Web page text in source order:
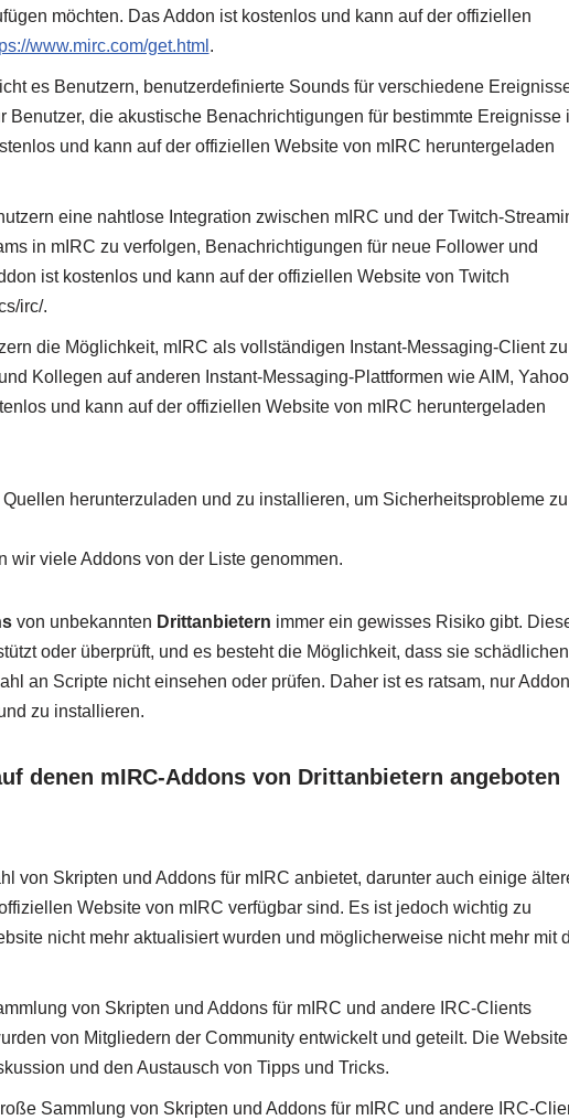
möchten. Das Addon ist kostenlos und kann auf der offiziellen
www.mirc.com/get.html .
es Benutzern, benutzerdefinierte Sounds für verschiedene
die akustische Benachrichtigungen für bestimmte Ereignisse
und kann auf der offiziellen Website von mIRC heruntergeladen
eine nahtlose Integration zwischen mIRC und der Twitch-
in mIRC zu verfolgen, Benachrichtigungen für neue Follower und
ist kostenlos und kann auf der offiziellen Website von Twitch
irc/.
die Möglichkeit, mIRC als vollständigen Instant-Messaging-Client zu
Kollegen auf anderen Instant-Messaging-Plattformen wie AIM, Yahoo
und kann auf der offiziellen Website von mIRC heruntergeladen
herunterzuladen und zu installieren, um Sicherheitsprobleme zu
wir viele Addons von der Liste genommen.
von unbekannten Drittanbietern immer ein gewisses Risiko gibt.
oder überprüft, und es besteht die Möglichkeit, dass sie schädlichen
an Scripte nicht einsehen oder prüfen. Daher ist es ratsam, nur
zu installieren.
denen mIRC-Addons von Drittanbietern angeboten
von Skripten und Addons für mIRC anbietet, darunter auch einige
Website von mIRC verfügbar sind. Es ist jedoch wichtig zu
nicht mehr aktualisiert wurden und möglicherweise nicht mehr mit
von Skripten und Addons für mIRC und andere IRC-Clients
von Mitgliedern der Community entwickelt und geteilt. Die Website
und den Austausch von Tipps und Tricks.
Sammlung von Skripten und Addons für mIRC und andere IRC-